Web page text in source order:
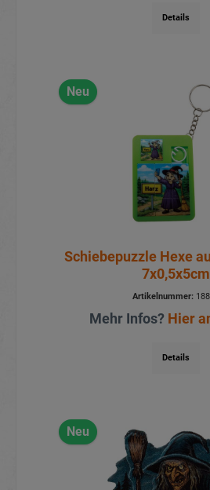
Details
Neu
Schiebepuzzle Hexe
7x0,5x5cm
Artikelnummer:
Mehr Infos? Hier
Details
Neu